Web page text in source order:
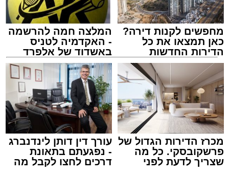
מחפשים לקנות דירה?
כאן תמצאו את כל
הדירות החדשות
למכירה באשדוד >>>
המלצה חמה להרשמה
- האקדמיה לטניס
באשדוד של אלפרד
קריאולנסקי - לילדים
מכרז הדירות הגדול של
פרשקובסקי. כל מה
שצריך לדעת לפני
עורך דין דותן לינדנברג
- נפגעתם בתאונת
דרכים לחצו לקבל מה